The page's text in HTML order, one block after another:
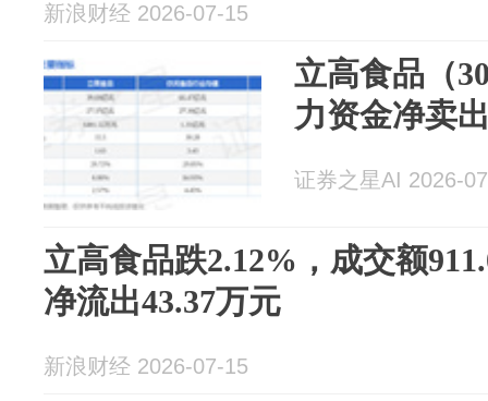
新浪财经 2026-07-15
立高食品（
力资金净卖
证券之星AI 2026-
立高食品跌2.12%，成交额
净流出43.37万元
新浪财经 2026-07-15